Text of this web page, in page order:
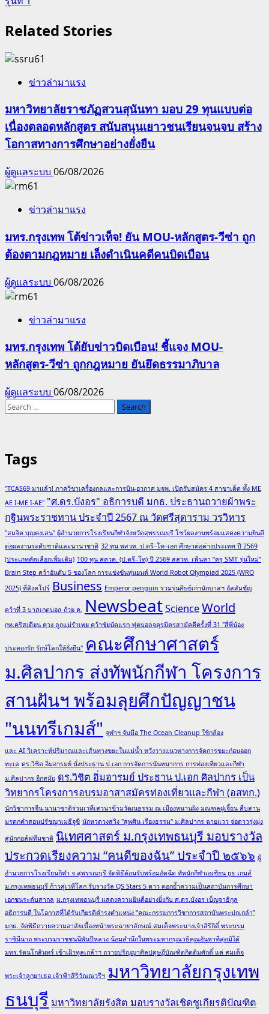
Related Stories
ข่าวล่ามาแรง
มหาวิทยาลัยราชภัฏสวนสุนันทา มอบ 29 ทุนแบบต่อ
เนื่องตลอดหลักสูตร สนับสนุนเยาวชนเรียนจนจบ สร้าง
โอกาสทางการศึกษาอย่างยั่งยืน
ผู้ดูแลระบบ 06/08/2026
ข่าวล่ามาแรง
มทร.กรุงเทพ โต้ข่าวเท็จ! ยัน MOU-หลักสูตร-วีซ่า ถูก
ต้องตามกฎหมาย เล็งดำเนินคดีคนบิดเบือน
ผู้ดูแลระบบ 06/08/2026
ข่าวล่ามาแรง
มทร.กรุงเทพ โต้ยับข่าวบิดเบือน! ชี้แจง MOU-
หลักสูตร-วีซ่า ถูกกฎหมาย ยันยึดธรรมาภิบาล
ผู้ดูแลระบบ 06/08/2026
Search
Tags
"TCAS69 มาแล้ว! ภาควิชาเครื่องกลและการบิน-อวกาศ มจพ. เปิดรับสมัคร 4 สาขาเด็ด ทั้ง ME
AE I-ME I-AE" "ศ.ดร.บังอร" อธิการบดี มกธ. ประธานถวายผ้าพระ
กฐินพระราชทาน ประจำปี 2567 ณ วัดศรีสุดาราม วรวิหาร
"สมจิต บุญคงเสน" ผู้อำนวยการโรงเรียนกีฬาจังหวัดสุพรรณบุรี โชว์ผลงานพร้อมแสดงความยินดี
ต่อผลงานระดับชาติและนานาชาติ 32 ทุน พสวท. ป.ตรี–โท–เอก ศึกษาต่อต่างประเทศ ปี 2569
(ประเภทคัดเลือกเพิ่มเติม) 100 ทุน สควค. (ป.ตรี–โท) ปี 2569 สสวท. เฟ้นหา “ครู SMT รุ่นใหม่”
Brain Step คว้าอันดับ 5 ของโลก การแข่งขันหุ่นยนต์ World Robot Olympiad 2025 (WRO
2025) ที่สิงคโปร์ Business Emperor penguin รวมรุ่นศิษย์เก่านักบาสฯ อัสสัมชัญ
คว้าที่ 3 บาสเกตบอล ถ้วย ค. NewsbeatScienceWorld
กท.คริสเตียน ควง ลูกแม่รำเพย คว้าชัยนัดแรก ฟุตบอลจตุรมิตรสามัคคีครั้งที่ 31 "สี่พี่น้อง
ประคองรัก รักษ์โลกให้ยั่งยืน" คณะศึกษาศาสตร์
ม.ศิลปากร ส่งทัพนักกีฬา โครงการ
สานฝันฯ พร้อมลุยศึกปัญญาชน
"นนทรีเกมส์" จุฬาฯ จับมือ The Ocean Cleanup ใช้กล้อง
และ AI วิเคราะห์ปริมาณและเส้นทางขยะในแม่น้ำ หวังวางแนวทางการจัดการขยะก่อนออก
ทะเล ดร.วิชิต อิ่มอารมย์ นั่งประธาน ป.เอก การจัดการนันทนาการ การท่องเที่ยวและกีฬา
ม.ศิลปากร อีกสมัย ดร.วิชิต อิ่มอารมย์ ประธาน ป.เอก ศิลปากร เป็น
วิทยากรโครงการอบรมอาสาสมัครท่องเที่ยวและกีฬา (อสทก.)
นักวิชาการจีน-นานาชาติร่วมเวทีเสวนาข้ามวัฒนธรรม ณ เมืองหนานผิง มณฑลฝูเจี้ยน สืบสาน
มรดกคำสอนปรัชญาเมธีจูซี นักหวดวงสวิง "สุพศิน เรืองธรรม" ม.ศิลปากร ฉายแวว จ่อดาวรุ่งมุ่ง
สู่นักกอล์ฟทีมชาติ นิเทศศาสตร์ ม.กรุงเทพธนบุรี มอบรางวัล
ประกวดเรียงความ “คนดีของฉัน” ประจำปี ๒๕๖๖ ผู้
อำนวยการโรงเรียนกีฬา จ.สุพรรณบุรี จัดพิธีต้อนรับพร้อมอัดฉีด ทัพนักกีฬาเอเชียน ยูธ เกมส์
ม.กรุงเทพธนบุรี ก้าวสู่เวทีโลก รับรางวัล QS Stars 5 ดาว ตอกย้ำความเป็นสถาบันการศึกษา
เอกชนระดับสากล ม.กรุงเทพธนบุรี แสดงความยินดีอย่างยิ่งกับ ศ.ดร.บังอร เบ็ญจาธิกุล
อธิการบดี ในโอกาสที่ได้รับเกียรติดำรงตำแหน่ง “คณะกรรมการวิชาการสถาบันพระปกเกล้า”
มกธ. จัดพิธีถวายความอาลัยเบื้องหน้าพระฉายาลักษณ์ สมเด็จพระนางเจ้าสิริกิติ์ พระบรม
ราชินีนาถ พระบรมราชชนนีพันปีหลวง น้อมสำนึกในพระมหากรุณาธิคุณอันหาที่สุดมิได้
มทร.รัตนโกสินทร์ เข้าเฝ้าทูลเกล้าฯ ถวายปริญญาศิลปดุษฎีบัณฑิตกิตติมศักดิ์ แด่ สมเด็จ
พระเจ้าลูกยาเธอ เจ้าฟ้าสิริวัณณวรีฯ มหาวิทยาลัยกรุงเทพ
ธนบุรี มหาวิทยาลัยรังสิต มอบรางวัลเชิดชูเกียรติบัณฑิต